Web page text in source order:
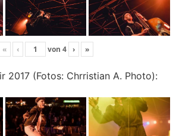
« ‹ von 4 › »
2017 (Fotos: Chrristian A. Photo):